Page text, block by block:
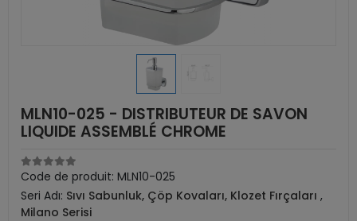
MLN10-025 - DISTRIBUTEUR DE SAVON
LIQUIDE ASSEMBLÉ CHROME
Code de produit: MLN10-025
Seri Adı: Sıvı Sabunluk, Çöp Kovaları, Klozet Fırçaları ,
Milano Serisi